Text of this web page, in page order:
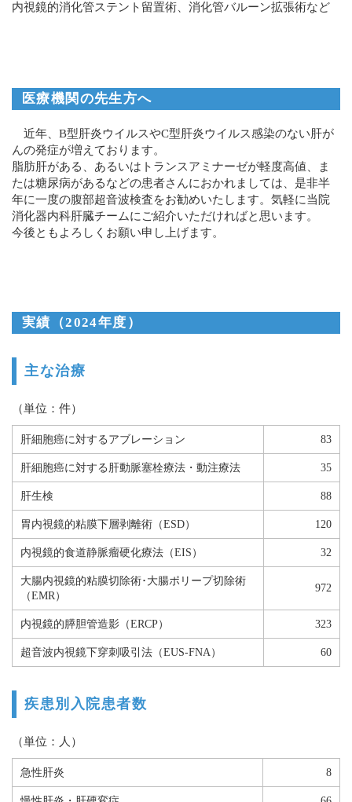
内視鏡的消化管ステント留置術、消化管バルーン拡張術など
医療機関の先生方へ
近年、B型肝炎ウイルスやC型肝炎ウイルス感染のない肝が
んの発症が増えております。
脂肪肝がある、あるいはトランスアミナーゼが軽度高値、ま
たは糖尿病があるなどの患者さんにおかれましては、是非半
年に一度の腹部超音波検査をお勧めいたします。気軽に当院
消化器内科肝臓チームにご紹介いただければと思います。
今後ともよろしくお願い申し上げます。
実績（2024年度）
主な治療
（単位：件）
肝細胞癌に対するアブレーション 83
肝細胞癌に対する肝動脈塞栓療法・動注療法 35
肝生検 88
胃内視鏡的粘膜下層剥離術（ESD） 120
内視鏡的食道静脈瘤硬化療法（EIS） 32
大腸内視鏡的粘膜切除術･大腸ポリープ切除術
（EMR）
972
内視鏡的膵胆管造影（ERCP） 323
超音波内視鏡下穿刺吸引法（EUS-FNA） 60
疾患別入院患者数
（単位：人）
急性肝炎 8